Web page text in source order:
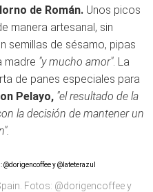
de Román. Unos picos
manera artesanal, sin
semillas de sésamo, pipas
madre "y mucho amor". La
de panes especiales para
Pelayo, "el resultado de la
la decisión de mantener un
Fotos: @dorigencoffee y